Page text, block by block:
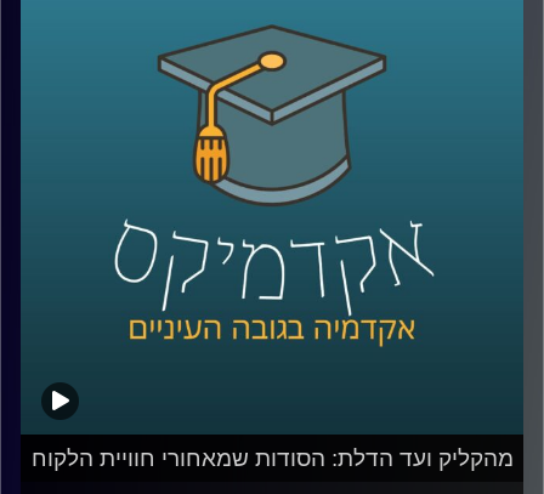
מהקליק ועד הדלת: הסודות שמאחורי חוויית הלקוח